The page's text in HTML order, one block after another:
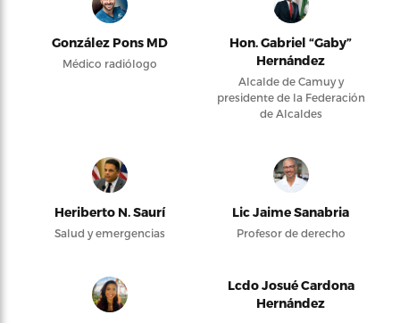
González Pons MD
Médico radiólogo
Hon. Gabriel “Gaby”
Hernández
Alcalde de Camuy y
presidente de la Federación
de Alcaldes
Heriberto N. Saurí
Salud y emergencias
Lic Jaime Sanabria
Profesor de derecho
Lcdo Josué Cardona
Hernández